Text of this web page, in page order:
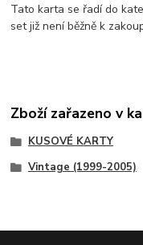
Tato karta se řadí do
set již není běžně k
Zboží zařazeno v
KUSOVÉ KARTY
Vintage (1999-2005)